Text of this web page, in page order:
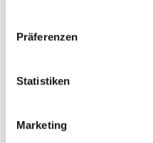
Präferenzen
Statistiken
Marketing